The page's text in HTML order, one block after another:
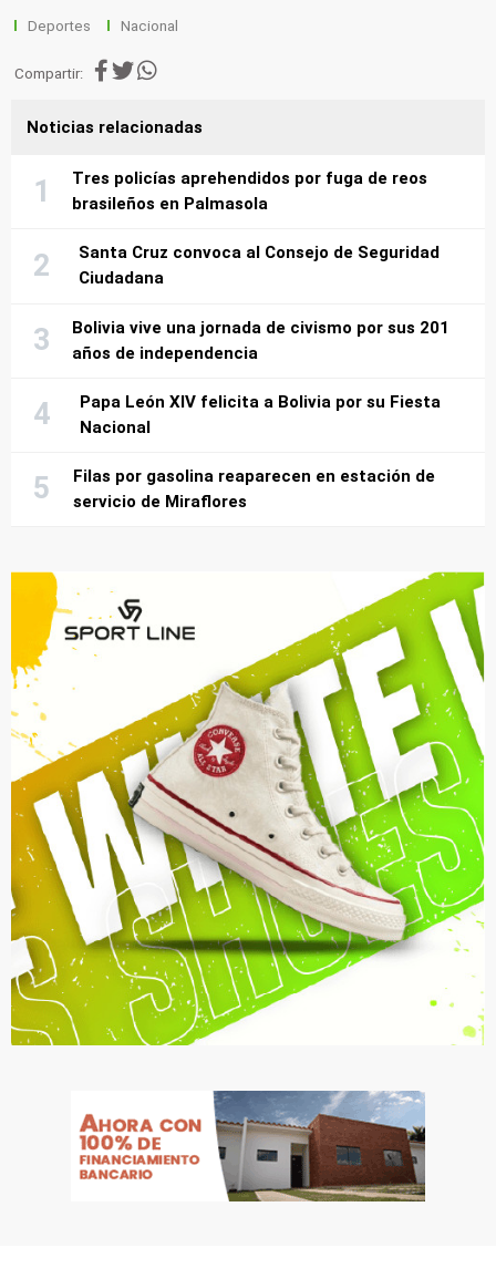
Deportes Nacional
Compartir:
Noticias relacionadas
Tres policías aprehendidos por fuga de reos
brasileños en Palmasola
Santa Cruz convoca al Consejo de Seguridad
Ciudadana
Bolivia vive una jornada de civismo por sus 201
años de independencia
Papa León XIV felicita a Bolivia por su Fiesta
Nacional
Filas por gasolina reaparecen en estación de
servicio de Miraflores